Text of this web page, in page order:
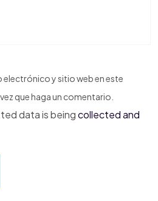
y sitio web en este
que haga un comentario.
data is beingcollected and